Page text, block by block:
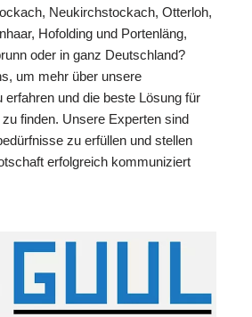
Neukirchstockach, Otterloh,
Hofolding und Portenläng,
oder in ganz Deutschland?
um mehr über unsere
erfahren und die beste Lösung für
finden. Unsere Experten sind
zu erfüllen und stellen
erfolgreich kommuniziert